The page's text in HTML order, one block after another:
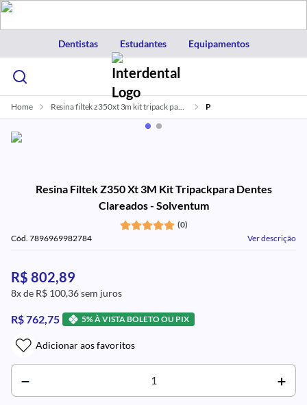
Dentistas Estudantes Equipamentos
Home Resina filtek z350xt 3m kit tripack para dentes clareados solventum P
Resina Filtek Z350 Xt 3M Kit Tripackpara Dentes
Clareados - Solventum
(0)
Cód. 7896969982784
Ver descrição
R$ 802,89
8x de R$ 100,36 sem juros
R$ 762,75 5% À VISTA BOLETO OU PIX
Adicionar aos favoritos